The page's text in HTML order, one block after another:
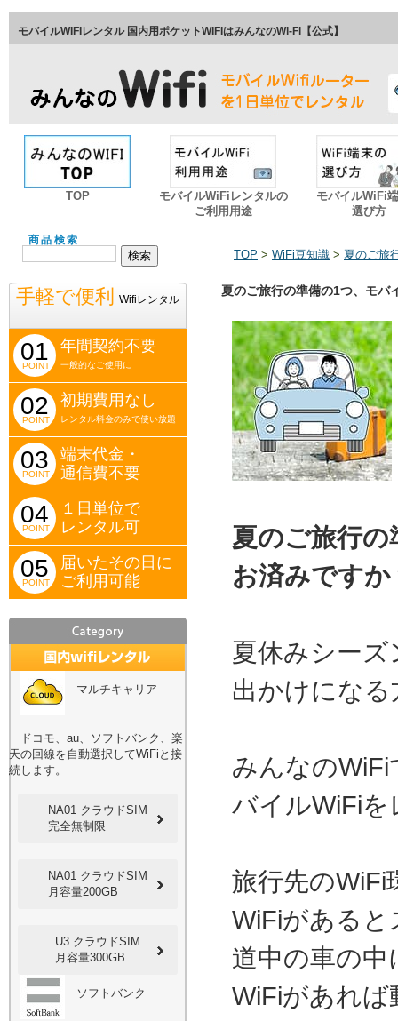
モバイルWIFIレンタル 国内用ポケットWIFIはみんなのWi-Fi【公式】
TOP
モバイルWiFiレンタルの
ご利用用途
モバイルWiFi
選び方
商品検索
手軽で便利 Wifiレンタル
01
POINT
年間契約不要
一般的なご使用に
02
POINT
初期費用なし
レンタル料金のみで使い放題
03
POINT
端末代金・
通信費不要
04
POINT
１日単位で
レンタル可
05
POINT
届いたその日に
ご利用可能
マルチキャリア
ドコモ、au、ソフトバンク、楽
天の回線を自動選択してWiFiと接
続します。
NA01 クラウドSIM
完全無制限
NA01 クラウドSIM
月容量200GB
U3 クラウドSIM
月容量300GB
ソフトバンク
TOP > WiFi豆知識 > 夏のご旅
夏のご旅行の準備の1つ、モバ
夏のご旅行
お済みですか
夏休みシー
出かけにな
みんなの
バイルWiFi
旅行先のWiFi
WiFiがある
道中の車の
WiFiがあれ